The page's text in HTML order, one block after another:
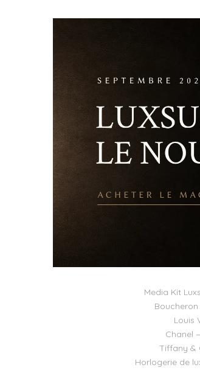
Media Kit
Louis
Chanel
Tiffany &
Horlogerie de